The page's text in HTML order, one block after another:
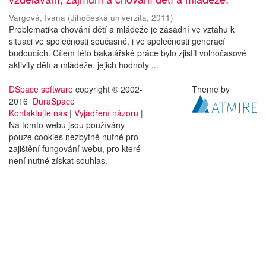
Vargová, Ivana (Jihočeská univerzita, 2011)
Problematika chování dětí a mládeže je zásadní ve vztahu k
situaci ve společnosti současné, i ve společnosti generací
budoucích. Cílem této bakalářské práce bylo zjistit volnočasové
aktivity dětí a mládeže, jejich hodnoty ...
DSpace software copyright © 2002-
2016 DuraSpace
Kontaktujte nás | Vyjádření názoru |
Na tomto webu jsou používány
pouze cookies nezbytně nutné pro
zajištění fungování webu, pro které
není nutné získat souhlas.
Theme by